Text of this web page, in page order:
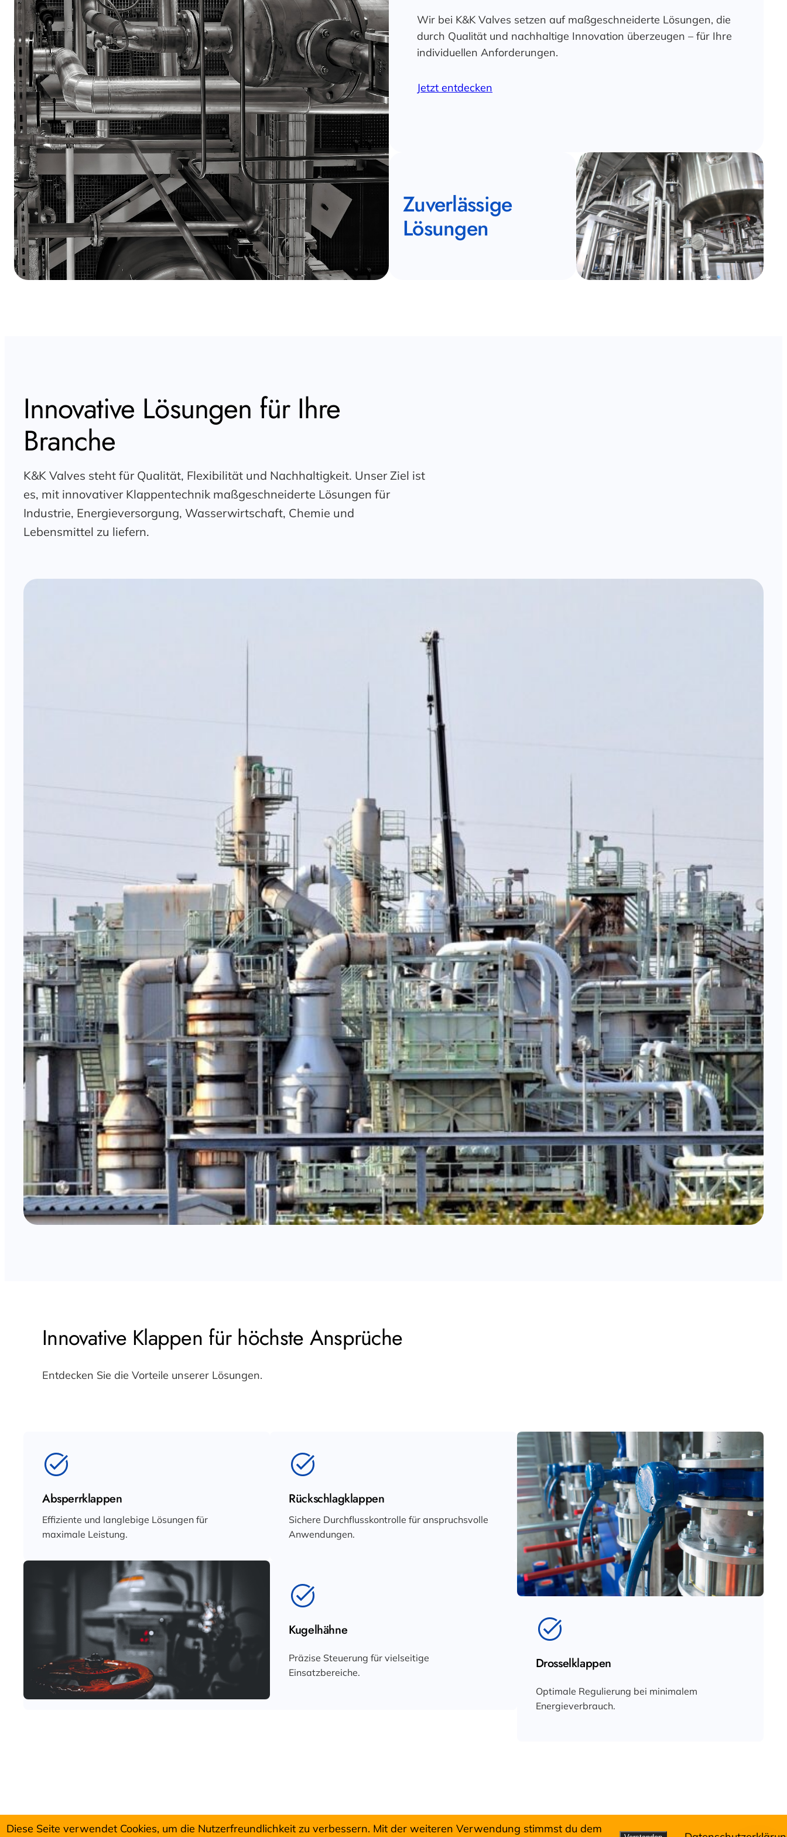
Wir bei K&K Valves setzen auf maßgeschneiderte Lösungen, die
durch Qualität und nachhaltige Innovation überzeugen – für Ihre
individuellen Anforderungen.
Jetzt entdecken
Zuverlässige
Lösungen
Innovative Lösungen für Ihre
Branche
K&K Valves steht für Qualität, Flexibilität und Nachhaltigkeit. Unser Ziel ist
es, mit innovativer Klappentechnik maßgeschneiderte Lösungen für
Industrie, Energieversorgung, Wasserwirtschaft, Chemie und
Lebensmittel zu liefern.
Innovative Klappen für höchste Ansprüche
Entdecken Sie die Vorteile unserer Lösungen.
Absperrklappen
Effiziente und langlebige Lösungen für
maximale Leistung.
Rückschlagklappen
Sichere Durchflusskontrolle für anspruchsvolle
Anwendungen.
Kugelhähne
Präzise Steuerung für vielseitige
Einsatzbereiche.
Drosselklappen
Optimale Regulierung bei minimalem
Energieverbrauch.
Diese Seite verwendet Cookies, um die Nutzerfreundlichkeit zu verbessern. Mit der weiteren Verwendung stimmst du dem